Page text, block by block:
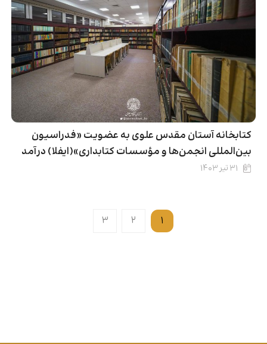
کتابخانه آستان مقدس علوی به عضویت «فدراسیون
بین‌المللی انجمن‌ها و مؤسسات کتابداری»(ایفلا) درآمد
۳۱ تیر ۱۴۰۳
۱ ۲ ۳